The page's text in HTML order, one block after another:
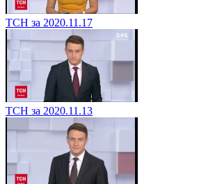
ТСН за 2020.11.17
ТСН за 2020.11.13